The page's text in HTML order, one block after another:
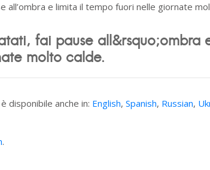
all’ombra e limita il tempo fuori nelle giornate
fai pause all&rsquo;ombra
molto calde.
disponibile anche in: English, Spanish, Russian,
.